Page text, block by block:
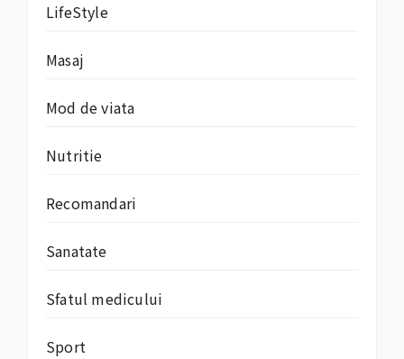
LifeStyle
Masaj
Mod de viata
Nutritie
Recomandari
Sanatate
Sfatul medicului
Sport